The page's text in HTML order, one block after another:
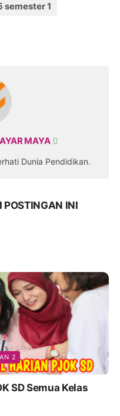
semester 1
MAYA
Dunia Pendidikan.
INI
2
SD Semua Kelas